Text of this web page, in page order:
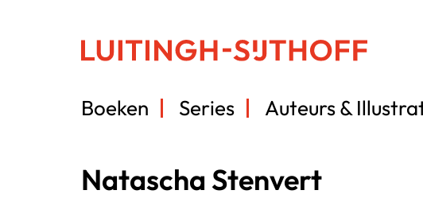
Boeken Series Auteurs &
Natascha Stenvert